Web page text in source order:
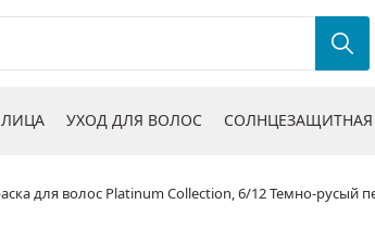
УХОД ДЛЯ ВОЛОС
для волос Platinum Collection, 6/12 Темно-русый